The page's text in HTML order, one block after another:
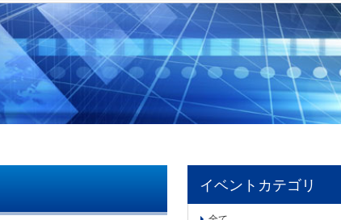
イベントカテゴリ